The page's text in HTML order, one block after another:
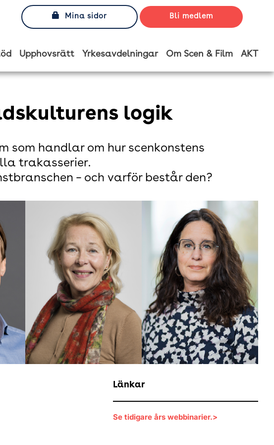
Mina sidor Bli medlem
Upphovsrätt Yrkesavdelningar Om Scen & Film AKT
logik
som handlar om hur scenkonstens
trakasserier.
– och varför består den?
Länkar
Se tidigare års webbinarier.>